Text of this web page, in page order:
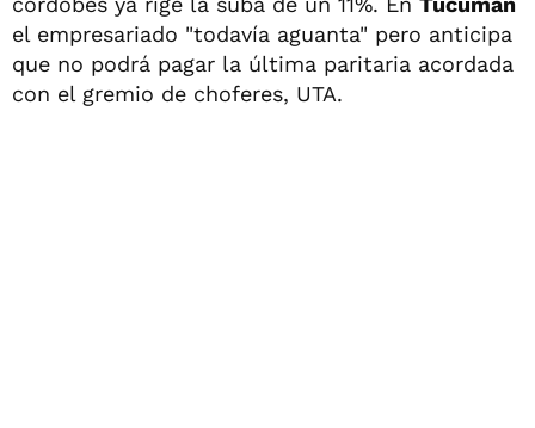
el empresariado "todavía aguanta" pero anticipa
que no podrá pagar la última paritaria acordada
con el gremio de choferes, UTA.